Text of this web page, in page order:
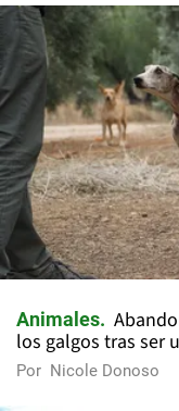
Animales
los galgos tras ser
Por Nicole Donoso